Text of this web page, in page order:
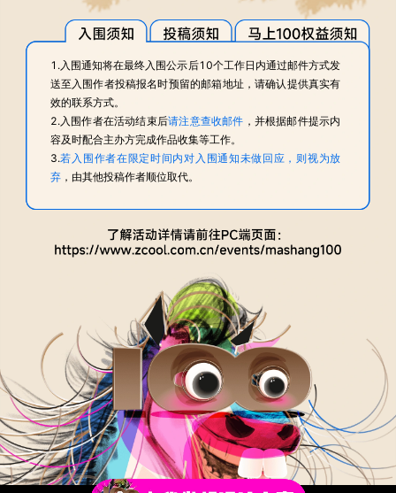
1.入围通知将在最终入围公示后10个工作日内通过邮件方式发
送至入围作者投稿报名时预留的邮箱地址，请确认提供真实有
效的联系方式。
2.入围作者在活动结束后请注意查收邮件 ，并根据邮件提示内
容及时配合主办方完成作品收集等工作。
3.若入围作者在限定时间内对入围通知未做回应，则视为放
弃，由其他投稿作者顺位取代。